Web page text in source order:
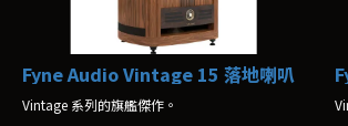
Fyne Audio Vintage 15 落地喇叭
Vintage 系列的旗艦傑作。